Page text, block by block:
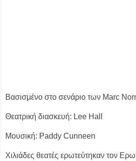
Βασισμένο στο σενάριο των Marc
Θεατρική διασκευή: Lee Hall
Μουσική: Paddy Cunneen
Χιλιάδες θεατές ερωτεύτηκαν τον